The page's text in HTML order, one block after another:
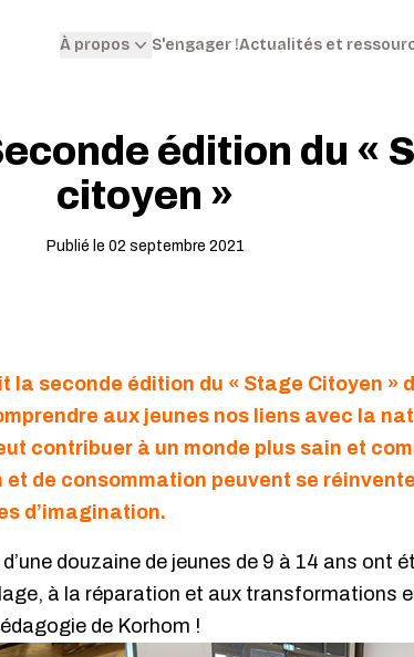
À propos S'engager !Actualités et
édition du «
citoyen »
Publié le 02 septembre 2021
la seconde édition du « Stage Citoyen »
aux jeunes nos liens avec la
contribuer à un monde plus sain et
et de consommation peuvent se
d’imagination.
douzaine de jeunes de 9 à 14 ans ont
à la réparation et aux transformations
de Korhom !